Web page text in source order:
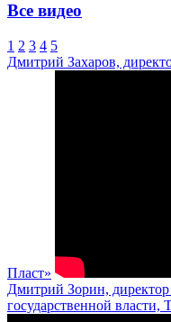
Все видео
1 2 3 4 5
Дмитрий Захаров,
Пласт»
Дмитрий Зорин, директор
государственной